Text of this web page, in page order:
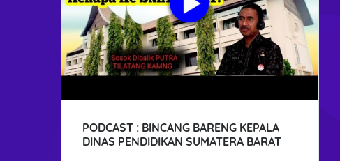
PODCAST : BINCANG BARENG KEPALA
DINAS PENDIDIKAN SUMATERA BARAT